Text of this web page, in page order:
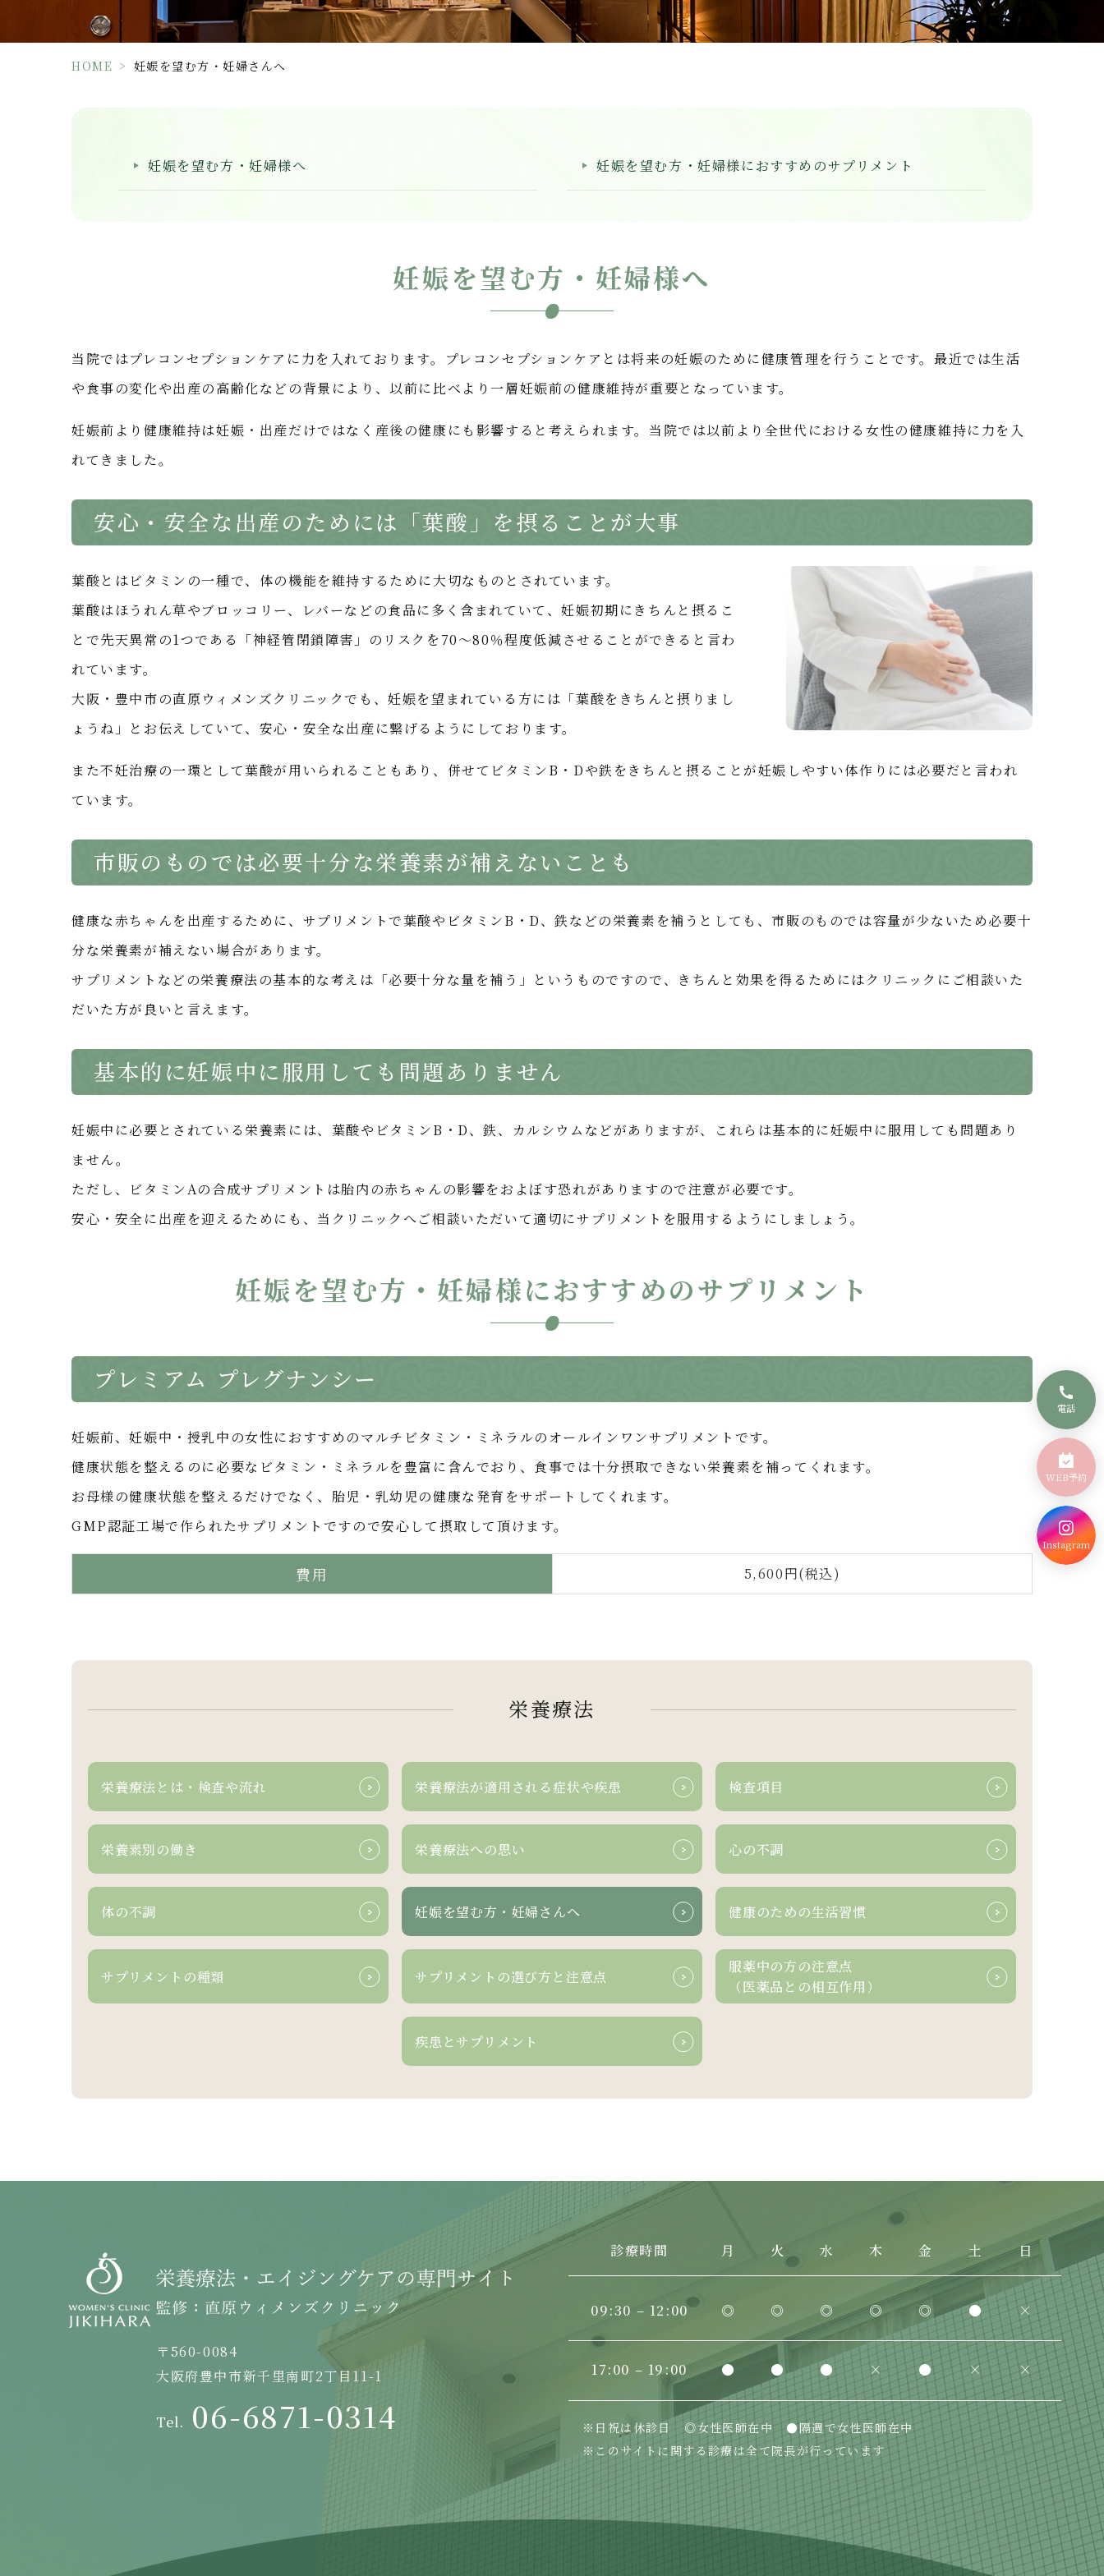
HOME > 妊娠を望む方・妊婦さんへ
妊娠を望む方・妊婦様へ 妊娠を望む方・妊婦様におすすめのサプリメント
妊娠を望む方・妊婦様へ
当院ではプレコンセプションケアに力を入れております。プレコンセプションケアとは将来の妊娠のために健康管理を行うことです。最近では生活
や食事の変化や出産の高齢化などの背景により、以前に比べより一層妊娠前の健康維持が重要となっています。
妊娠前より健康維持は妊娠・出産だけではなく産後の健康にも影響すると考えられます。当院では以前より全世代における女性の健康維持に力を入
れてきました。
安心・安全な出産のためには「葉酸」を摂ることが大事
葉酸とはビタミンの一種で、体の機能を維持するために大切なものとされています。
葉酸はほうれん草やブロッコリー、レバーなどの食品に多く含まれていて、妊娠初期にきちんと摂るこ
とで先天異常の1つである「神経管閉鎖障害」のリスクを70～80％程度低減させることができると言わ
れています。
大阪・豊中市の直原ウィメンズクリニックでも、妊娠を望まれている方には「葉酸をきちんと摂りまし
ょうね」とお伝えしていて、安心・安全な出産に繋げるようにしております。
また不妊治療の一環として葉酸が用いられることもあり、併せてビタミンB・Dや鉄をきちんと摂ることが妊娠しやすい体作りには必要だと言われ
ています。
市販のものでは必要十分な栄養素が補えないことも
健康な赤ちゃんを出産するために、サプリメントで葉酸やビタミンB・D、鉄などの栄養素を補うとしても、市販のものでは容量が少ないため必要十
分な栄養素が補えない場合があります。
サプリメントなどの栄養療法の基本的な考えは「必要十分な量を補う」というものですので、きちんと効果を得るためにはクリニックにご相談いた
だいた方が良いと言えます。
基本的に妊娠中に服用しても問題ありません
妊娠中に必要とされている栄養素には、葉酸やビタミンB・D、鉄、カルシウムなどがありますが、これらは基本的に妊娠中に服用しても問題あり
ません。
ただし、ビタミンAの合成サプリメントは胎内の赤ちゃんの影響をおよぼす恐れがありますので注意が必要です。
安心・安全に出産を迎えるためにも、当クリニックへご相談いただいて適切にサプリメントを服用するようにしましょう。
妊娠を望む方・妊婦様におすすめのサプリメント
プレミアム プレグナンシー
妊娠前、妊娠中・授乳中の女性におすすめのマルチビタミン・ミネラルのオールインワンサプリメントです。
健康状態を整えるのに必要なビタミン・ミネラルを豊富に含んでおり、食事では十分摂取できない栄養素を補ってくれます。
お母様の健康状態を整えるだけでなく、胎児・乳幼児の健康な発育をサポートしてくれます。
GMP認証工場で作られたサプリメントですので安心して摂取して頂けます。
費用 5,600円(税込)
栄養療法
栄養療法とは・ 検査や流れ 栄養療法が適用される症状や疾患 検査項目
栄養素別の働き 栄養療法への思い 心の不調
体の不調 妊娠を望む方・ 妊婦さんへ 健康のための生活習慣
サプリメントの種類 サプリメントの選び方と 注意点
服薬中の方の注意点
（医薬品と の相互作用）
疾患とサプリメント
〒560-0084
大阪府豊中市新千里南町2丁目11-1
06-6871-0314
診療時間 月 火 水 木 金 土 日
09:30 – 12:00 ◎ ◎ ◎ ◎ ◎ ● ×
17:00 – 19:00 ● ● ● × ● × ×
※日祝は休診日 ◎女性医師在中
●隔週で女性医師在中
※このサイトに関する診療は全て院長が行っています
電話
WEB予約
Instagram